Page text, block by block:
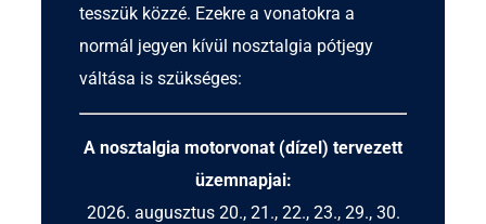
tesszük közzé. Ezekre a vonatokra a
normál jegyen kívül nosztalgia pótjegy
váltása is szükséges:
A nosztalgia motorvonat (dízel) tervezett
üzemnapjai:
2026. augusztus 20., 21., 22., 23., 29., 30.